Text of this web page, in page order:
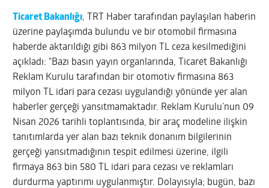
Ticaret Bakanlığı, TRT Haber tarafından paylaşılan haberin
üzerine paylaşımda bulundu ve bir otomobil firmasına
haberde aktarıldığı gibi 863 milyon TL ceza kesilmediğini
açıkladı: “Bazı basın yayın organlarında, Ticaret Bakanlığı
Reklam Kurulu tarafından bir otomotiv firmasına 863
milyon TL idari para cezası uygulandığı yönünde yer alan
haberler gerçeği yansıtmamaktadır. Reklam Kurulu’nun 09
Nisan 2026 tarihli toplantısında, bir araç modeline ilişkin
tanıtımlarda yer alan bazı teknik donanım bilgilerinin
gerçeği yansıtmadığının tespit edilmesi üzerine, ilgili
firmaya 863 bin 580 TL idari para cezası ve reklamları
durdurma yaptırımı uygulanmıştır. Dolayısıyla; bugün, bazı